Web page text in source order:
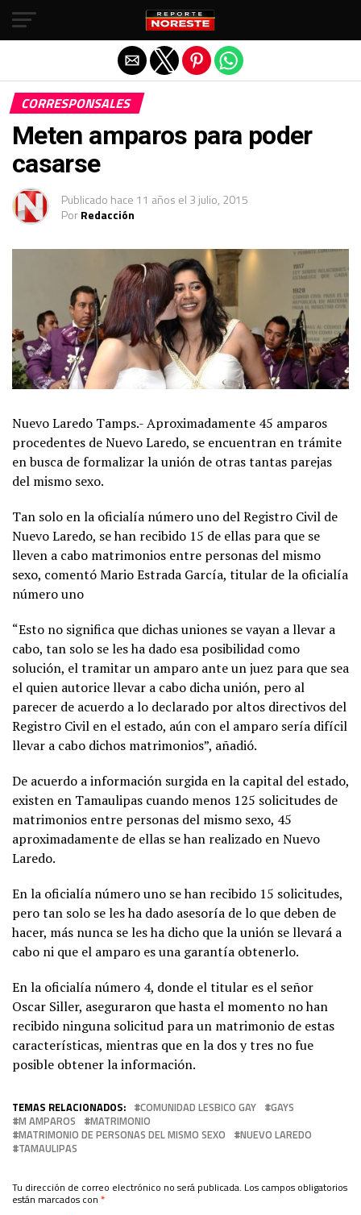
CORRESPONSALES
Meten amparos para poder
casarse
Publicado hace 11 años el 3 julio, 2015
PorRedacción
Nuevo Laredo Tamps.- Aproximadamente 45 amparos
procedentes de Nuevo Laredo, se encuentran en trámite
en busca de formalizar la unión de otras tantas parejas
del mismo sexo.
Tan solo en la oficialía número uno del Registro Civil de
Nuevo Laredo, se han recibido 15 de ellas para que se
lleven a cabo matrimonios entre personas del mismo
sexo, comentó Mario Estrada García, titular de la oficialía
número uno
“Esto no significa que dichas uniones se vayan a llevar a
cabo, tan solo se les ha dado esa posibilidad como
solución, el tramitar un amparo ante un juez para que sea
el quien autorice llevar a cabo dicha unión, pero al
parecer de acuerdo a lo declarado por altos directivos del
Registro Civil en el estado, aún con el amparo sería difícil
llevar a cabo dichos matrimonios”, añadió.
De acuerdo a información surgida en la capital del estado,
existen en Tamaulipas cuando menos 125 solicitudes de
matrimonios entre personas del mismo sexo, 45
aproximadamente de ellas se han realizado en Nuevo
Laredo.
En la oficialía número uno se han recibido 15 solicitudes,
pero tan solo se les ha dado asesoría de lo que deben de
hacer, más nunca se les ha dicho que la unión se llevará a
cabo ni que el amparo es una garantía obtenerlo.
En la oficialía número 4, donde el titular es el señor
Oscar Siller, aseguraron que hasta el momento no han
recibido ninguna solicitud para un matrimonio de estas
características, mientras que en la dos y tres no fue
posible obtener la información.
TEMAS RELACIONADOS: COMUNIDAD LESBICO GAY
GAYS
M AMPAROS
MATRIMONIO
MATRIMONIO DE PERSONAS DEL MISMO SEXO
NUEVO LAREDO
TAMAULIPAS
Tu dirección de correo electrónico no será publicada. Los campos obligatorios
están marcados con *
Salir de la versión móvil